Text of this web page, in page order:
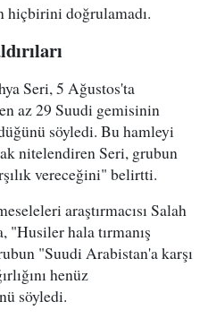
hiçbirini doğrulamadı.
Seri, 5 Ağustos'ta
az 29 Suudi gemisinin
söyledi. Bu hamleyi
nitelendiren Seri, grubun
vereceğini" belirtti.
araştırmacısı Salah
"Husiler hala tırmanış
"Suudi Arabistan'a karşı
henüz
söyledi.